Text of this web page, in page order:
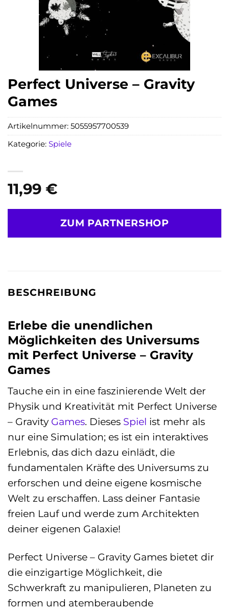
Perfect Universe – Gravity
Games
11,99 €
ZUM PARTNERSHOP
Artikelnummer: 5055957700539
Kategorie: Spiele
BESCHREIBUNG
Erlebe die unendlichen
Möglichkeiten des Universums
mit Perfect Universe – Gravity
Games
Tauche ein in eine faszinierende Welt der
Physik und Kreativität mit Perfect Universe
– Gravity Games. Dieses Spiel ist mehr als
nur eine Simulation; es ist ein interaktives
Erlebnis, das dich dazu einlädt, die
fundamentalen Kräfte des Universums zu
erforschen und deine eigene kosmische
Welt zu erschaffen. Lass deiner Fantasie
freien Lauf und werde zum Architekten
deiner eigenen Galaxie!
Perfect Universe – Gravity Games bietet dir
die einzigartige Möglichkeit, die
Schwerkraft zu manipulieren, Planeten zu
formen und atemberaubende